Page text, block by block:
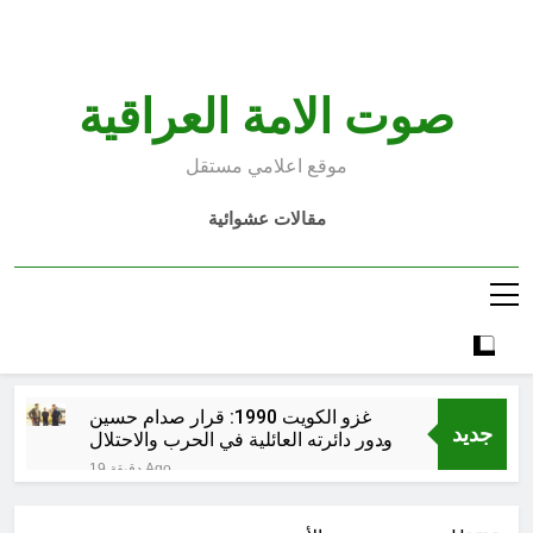
صوت الامة العراقية
موقع اعلامي مستقل
مقالات عشوائية
جديد
غزو الكويت 1990: قرار صدام حسين
ودور دائرته العائلية في الحرب والاحتلال
وعمليات النهب
19 دقيقة Ago